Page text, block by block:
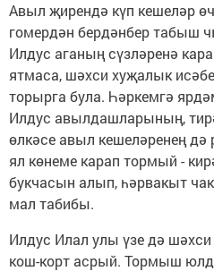
Авыл җирендә күп кешеләр
гомердән бердәнбер табыш
Илдус аганың сүзләренә
ятмаса, шәхси хуҗалык
торырга була. Һәркемгә
Илдус авылдашларының,
өлкәсе авыл кешеләренең дә
ял көнеме карап тормый -
букчасын алып, һәрвакыт
мал табибы.
Илдус Илал улы үзе дә
кош-корт асрый. Тормыш